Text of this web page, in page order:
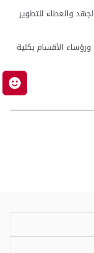
والعطاء للتطوير
الأقسام بكلية